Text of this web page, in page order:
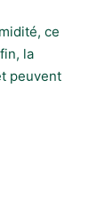
ce
la
peuvent